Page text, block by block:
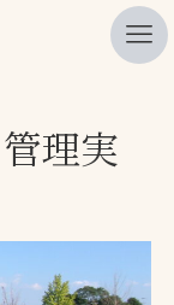
理実